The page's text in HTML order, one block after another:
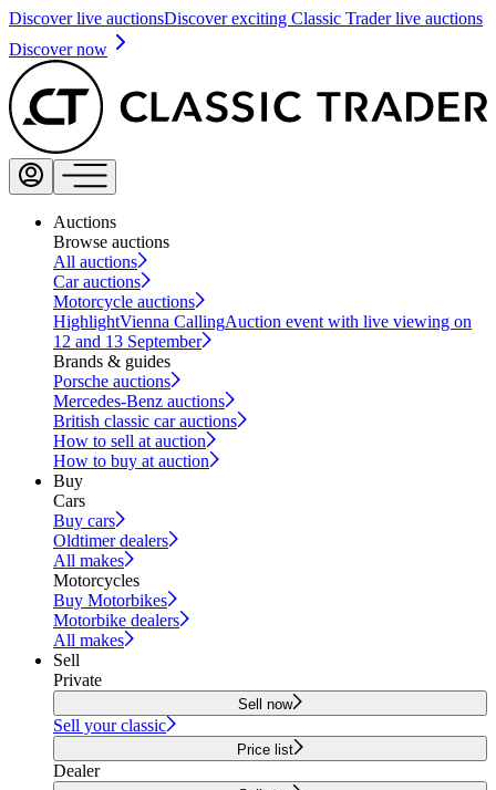
Discover live auctionsDiscover exciting Classic Trader live auctions
Discover now
Auctions
Browse auctions
All auctions
Car auctions
Motorcycle auctions
HighlightVienna CallingAuction event with live viewing on
12 and 13 September
Brands & guides
Porsche auctions
Mercedes-Benz auctions
British classic car auctions
How to sell at auction
How to buy at auction
Buy
Cars
Buy cars
Oldtimer dealers
All makes
Motorcycles
Buy Motorbikes
Motorbike dealers
All makes
Sell
Private
Sell now
Sell your classic
Price list
Dealer